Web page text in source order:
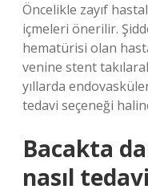
Öncelikle zayıf
içmeleri önerilir.
hematürisi olan
venine stent
yıllarda
tedavi seçeneği
Bacakta
nasıl